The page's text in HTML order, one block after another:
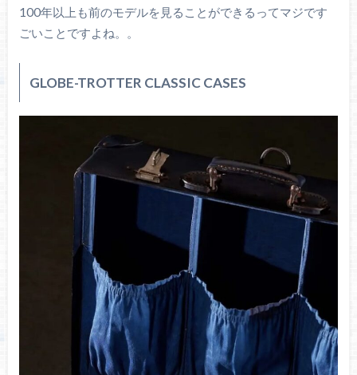
100年以上も前のモデルを見ることができるってマジです
ごいことですよね。。
GLOBE-TROTTER CLASSIC CASES